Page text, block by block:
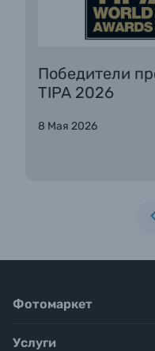
Победители
TIPA 2026
8 Мая 2026
Фотомаркет
Услуги